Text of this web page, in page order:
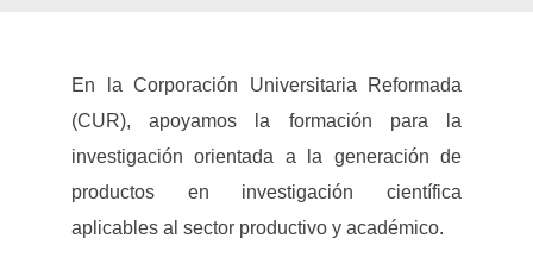
En la Corporación Universitaria Reformada
(CUR), apoyamos la formación para la
investigación orientada a la generación de
productos en investigación científica
aplicables al sector productivo y académico.